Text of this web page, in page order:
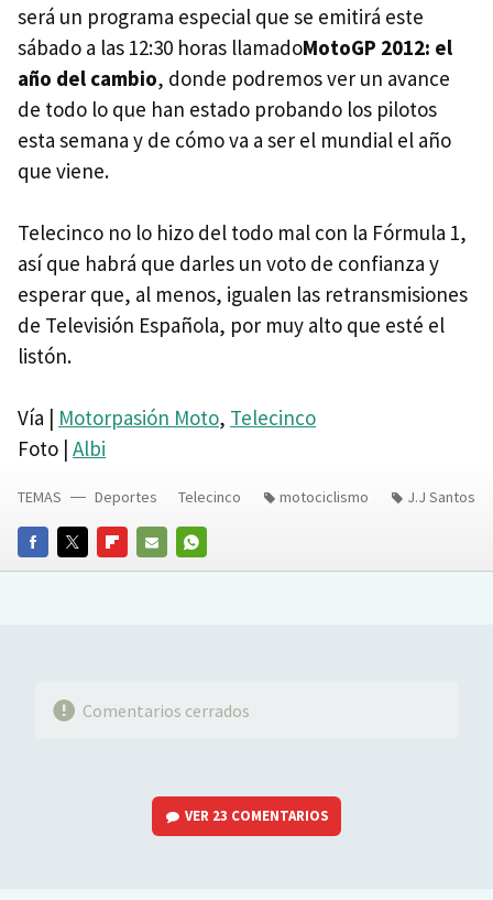
será un programa especial que se emitirá este
sábado a las 12:30 horas llamadoMotoGP 2012: el
año del cambio, donde podremos ver un avance
de todo lo que han estado probando los pilotos
esta semana y de cómo va a ser el mundial el año
que viene.
Telecinco no lo hizo del todo mal con la Fórmula 1,
así que habrá que darles un voto de confianza y
esperar que, al menos, igualen las retransmisiones
de Televisión Española, por muy alto que esté el
listón.
Vía | Motorpasión Moto, Telecinco
Foto | Albi
FACEBOOKTWITTERFLIPBOARD
E-
WHATSAPP
TEMAS Deportes Telecinco motociclismo J.J Santos
Comentarios cerrados
VER 23 COMENTARIOS